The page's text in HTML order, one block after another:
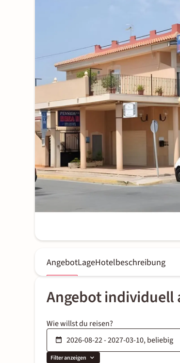
AngebotLageHotelbeschreibung
Angebot individuell
Wie willst du reisen?
Filter anzeigen